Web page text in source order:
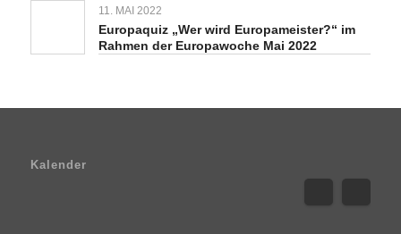
11. MAI 2022
Europaquiz „Wer wird Europameister?“ im
Rahmen der Europawoche Mai 2022
Kalender